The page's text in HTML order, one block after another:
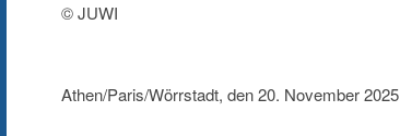
© JUWI
Athen/Paris/Wörrstadt, den 20. November 2025